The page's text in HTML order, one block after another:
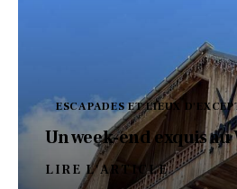
ESCAPADES ET LIEUX
Un week-end exquis au
LIRE L'ARTICLE